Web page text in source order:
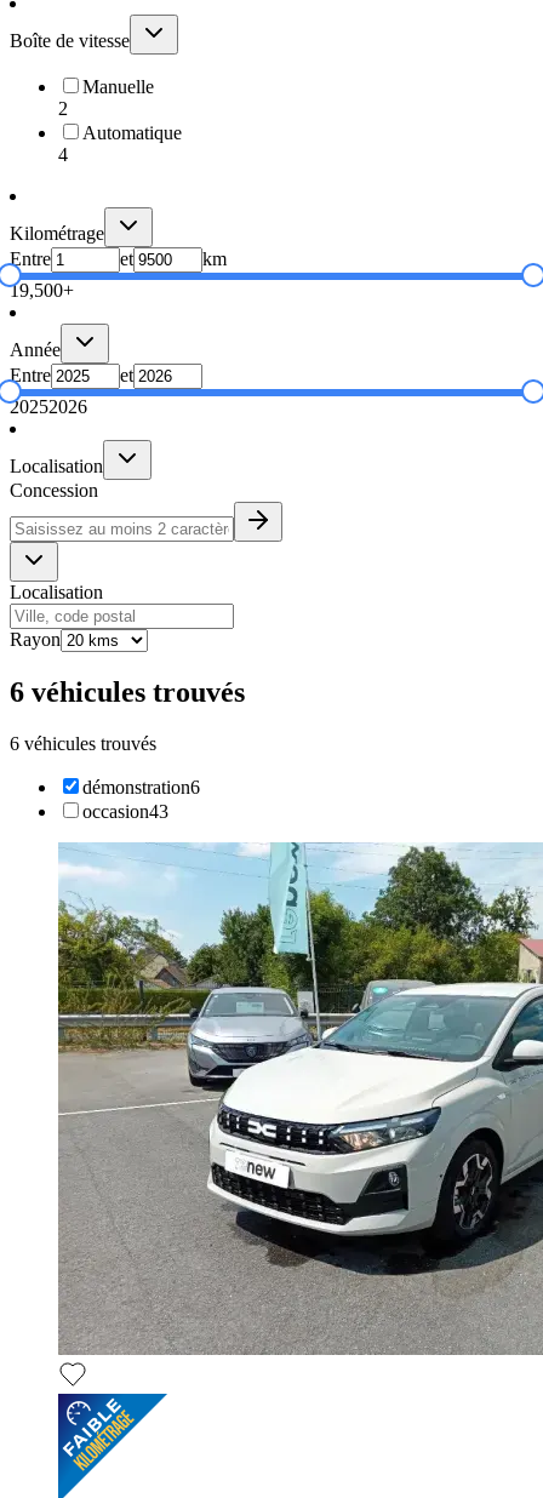
Boîte de vitesse
Manuelle
2
Automatique
4
Kilométrage
Entre
et
km
19,500+
Année
Entre
et
20252026
Localisation
Concession
Localisation
Rayon
6 véhicules trouvés
6 véhicules trouvés
démonstration6
occasion43